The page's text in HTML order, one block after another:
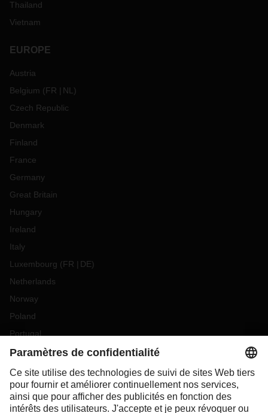
Thailand
Vietnam
EUROPE
Austria
Belgium (FR NL )
Czech Republic
Denmark
Finland
France
Germany
Great Britain
Hungary
Ireland
Italy
Luxembourg (FR DE)
Netherlands
Norway
Poland
Portugal
Romania
Slovakia
Spain
Sweden